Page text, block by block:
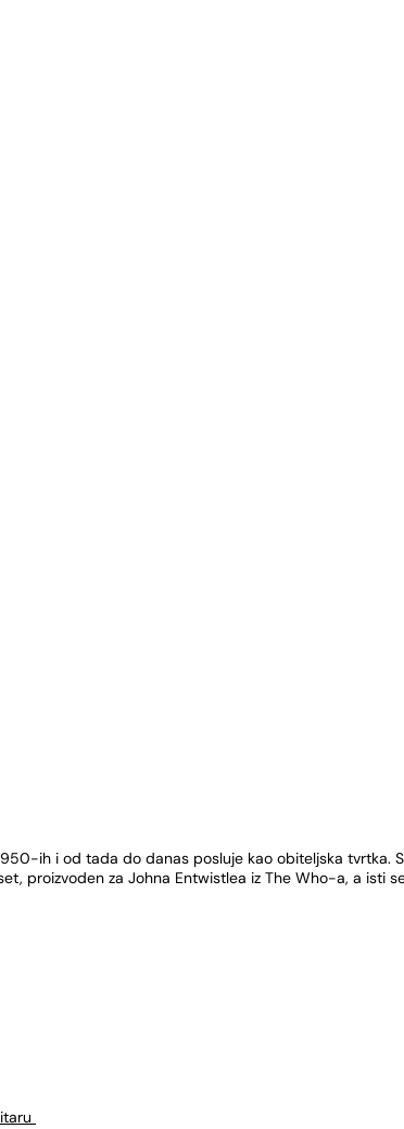
ih i od tada do danas posluje kao obiteljska tvrtka.
proizvoden za Johna Entwistlea iz The Who-a, a isti